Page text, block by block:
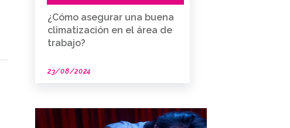
¿Cómo asegurar una buena
climatización en el área de
trabajo?
23/08/2024